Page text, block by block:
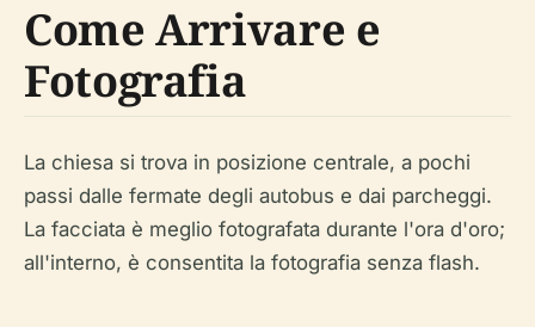
Come Arrivare e
Fotografia
La chiesa si trova in posizione centrale, a pochi
passi dalle fermate degli autobus e dai parcheggi.
La facciata è meglio fotografata durante l'ora d'oro;
all'interno, è consentita la fotografia senza flash.